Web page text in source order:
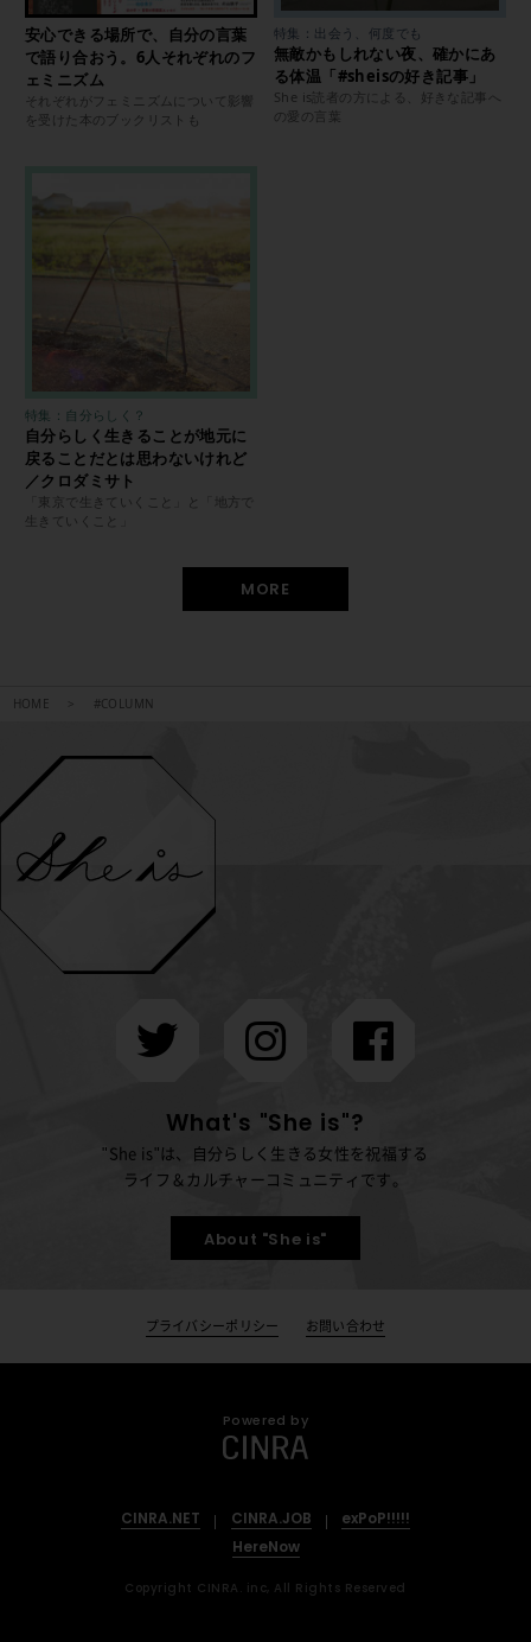
安心できる場所で、自分の言葉
で語り合おう。6人それぞれのフ
ェミニズム
それぞれがフェミニズムについて影響
を受けた本のブックリストも
特集：出会う、何度でも
無敵かもしれない夜、確かにあ
る体温「#sheisの好き記事」
She is読者の方による、好きな記事へ
の愛の言葉
特集：自分らしく？
自分らしく生きることが地元に
戻ることだとは思わないけれど
／クロダミサト
「東京で生きていくこと」と「地方で
生きていくこと」
MORE
HOME #COLUMN
What's "She is"?
"She is"は、自分らしく生きる女性を祝福する
ライフ＆カルチャーコミュニティです。
About "She is"
プライバシーポリシー お問い合わせ
Powered by
CINRA.NET CINRA.JOB
exPoP!!!!!
HereNow
Copyright CINRA. inc, All Rights Reserved